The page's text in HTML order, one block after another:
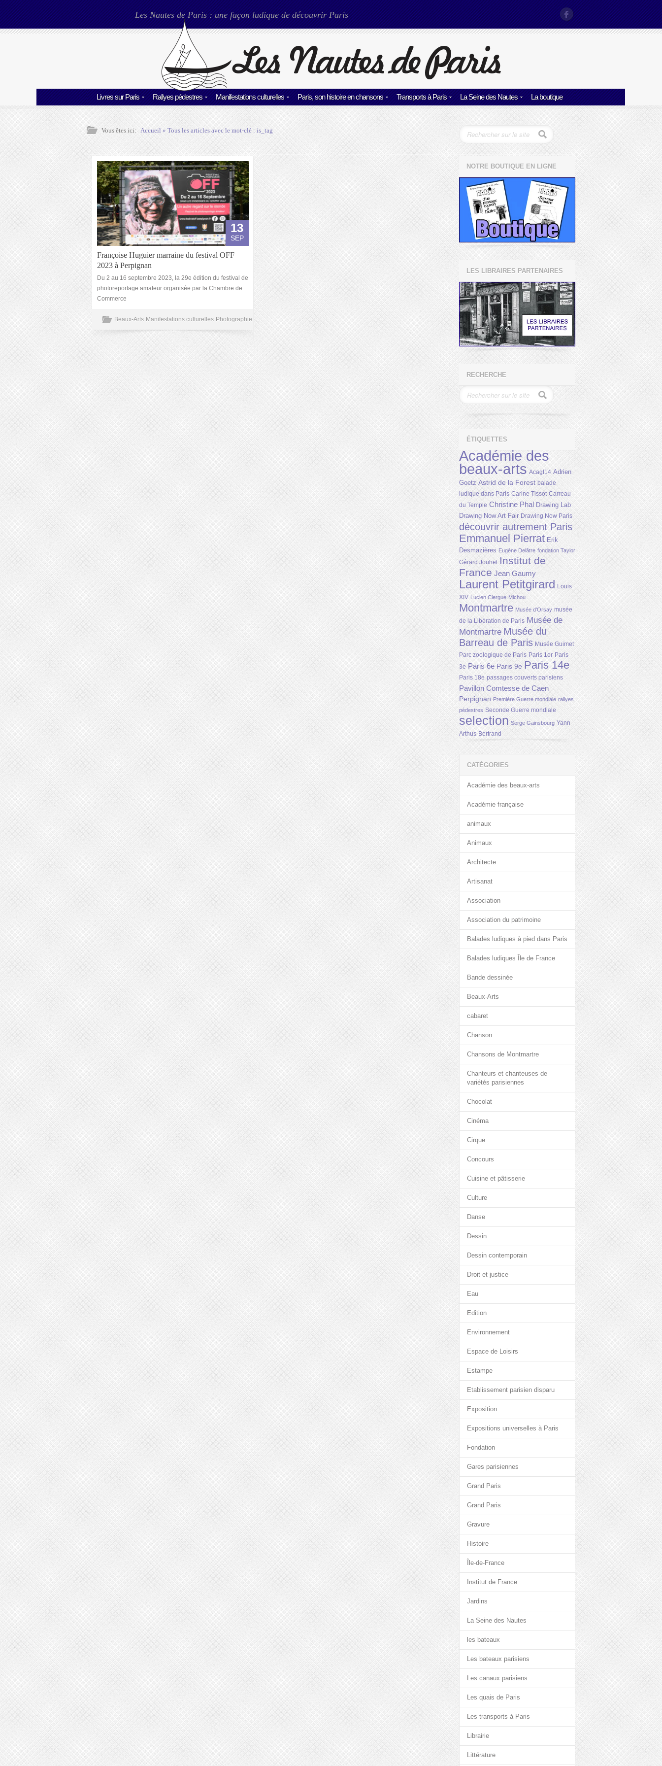
Les Nautes de Paris : une façon ludique de découvrir Paris
Livres sur Paris Rallyes pédestres Manifestations culturelles Paris, son histoire en chansons Transports à Paris La Seine des Nautes La boutique
Vous êtes ici: Accueil» Tous les articles avec le mot-clé :is_tag
13
SEP
Françoise Huguier marraine du festival OFF
2023 à Perpignan
Du 2 au 16 septembre 2023, la 29e édition du festival de
photoreportage amateur organisée par la Chambre de
Commerce
Beaux-Arts Manifestations culturelles Photographie
NOTRE BOUTIQUE EN LIGNE
LES LIBRAIRES PARTENAIRES
RECHERCHE
ÉTIQUETTES
Académie des
beaux-arts Acagl14 Adrien
Goetz Astrid de la Forest balade
ludique dans Paris Carine Tissot Carreau
du Temple Christine Phal Drawing Lab
Drawing Now Art Fair Drawing Now Paris
découvrir autrement Paris
Emmanuel Pierrat Erik
Desmazières Eugène Delâtre fondation Taylor
Gérard Jouhet Institut de
France Jean Gaumy
Laurent Petitgirard Louis
XIV Lucien Clergue Michou
Montmartre Musée d'Orsay musée
de la Libération de Paris Musée de
Montmartre Musée du
Barreau de Paris Musée Guimet
Parc zoologique de Paris Paris 1er Paris
3e Paris 6e Paris 9e Paris 14e
Paris 18e passages couverts parisiens
Pavillon Comtesse de Caen
Perpignan Première Guerre mondiale rallyes
pédestres Seconde Guerre mondiale
selection Serge Gainsbourg Yann
Arthus-Bertrand
CATÉGORIES
Académie des beaux-arts
Académie française
animaux
Animaux
Architecte
Artisanat
Association
Association du patrimoine
Balades ludiques à pied dans Paris
Balades ludiques Île de France
Bande dessinée
Beaux-Arts
cabaret
Chanson
Chansons de Montmartre
Chanteurs et chanteuses de
variétés parisiennes
Chocolat
Cinéma
Cirque
Concours
Cuisine et pâtisserie
Culture
Danse
Dessin
Dessin contemporain
Droit et justice
Eau
Edition
Environnement
Espace de Loisirs
Estampe
Etablissement parisien disparu
Exposition
Expositions universelles à Paris
Fondation
Gares parisiennes
Grand Paris
Grand Paris
Gravure
Histoire
Île-de-France
Institut de France
Jardins
La Seine des Nautes
les bateaux
Les bateaux parisiens
Les canaux parisiens
Les quais de Paris
Les transports à Paris
Librairie
Littérature